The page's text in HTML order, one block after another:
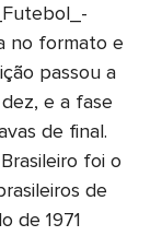
no formato e
passou a
e a fase
de final.
foi o
de
de 1971